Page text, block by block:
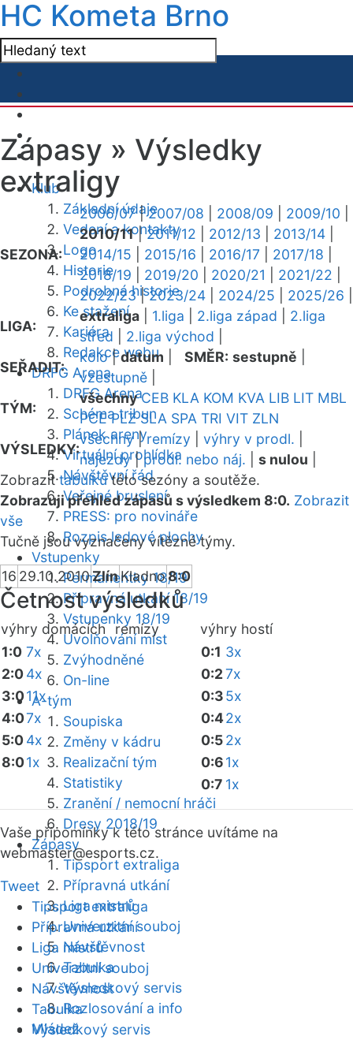
HC Kometa Brno
Klub
Základní údaje
Vedení a kontakty
Logo
Historie
Podrobná historie
Ke stažení
Kariéra
Redakce webu
DRFG Arena
DRFG Arena
Schéma tribun
Plánek areny
Virtuální prohlídka
Návštěvní řád
Veřejné bruslení
PRESS: pro novináře
Rozpis ledové plochy
Vstupenky
Permanentky 18/19
Přípravná utkání 18/19
Vstupenky 18/19
Uvolňování míst
Zvýhodněné
On-line
A-tým
Soupiska
Změny v kádru
Realizační tým
Statistiky
Zranění / nemocní hráči
Dresy 2018/19
Zápasy
Tipsport extraliga
Přípravná utkání
Liga mistrů
Univerzitní souboj
Návštěvnost
Tabulka
Výsledkový servis
Rozlosování a info
Mládež
Zápasy » Výsledky
extraligy
SEZONA:
2006/07|2007/08 2008/09 2009/10
2010/11|2011/12 2012/13 2013/14
2014/15
2015/16 2016/17 2017/18
2018/19
2019/20 2020/21 2021/22
2022/23|2023/24 2024/25 2025/26
LIGA:
extraliga 1.liga 2.liga západ
2.liga
střed
2.liga východ
SEŘADIT:
kolo|datum SMĚR: sestupně
vzestupně
TÝM:
všechny CEB KLA KOM KVA LIB LIT MBL
PCE PLZ SLA SPA TRI VIT ZLN
VÝSLEDKY:
všechny|remízy výhry v prodl.
nájezdy|prodl. nebo náj. s nulou
Zobrazittabulkutéto sezóny a soutěže.
Zobrazuji přehled zápasů s výsledkem 8:0. Zobrazit
vše
Tučně jsou vyznačeny vítězné týmy.
16 29.10.2010ZlínKladno8:0
Četnost výsledků
výhry domácích remízy výhry hostí
1:0 7x
2:04x
3:011x
4:07x
5:04x
8:01x
0:1 3x
0:27x
0:35x
0:42x
0:52x
0:61x
0:7 1x
Vaše připomínky k této stránce uvítáme na
webmaster@esports.cz.
Tweet
Tipsport extraliga
Přípravná utkání
Liga mistrů
Univerzitní souboj
Návštěvnost
Tabulka
Výsledkový servis